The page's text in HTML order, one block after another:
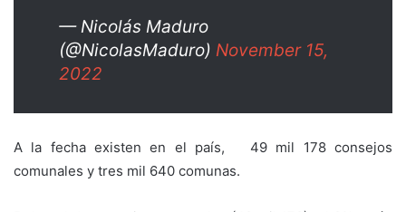
— Nicolás Maduro
(@NicolasMaduro) November 15,
2022
A la fecha existen en el país, 49 mil 178 consejos
comunales y tres mil 640 comunas.